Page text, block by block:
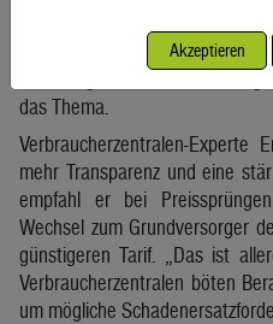
Netzentgelten und
Änderungen. Steuern und
das Thema.
Verbraucherzentralen-Experte
mehr Transparenz und eine
empfahl er bei
Wechsel zum Grundversorger
günstigeren Tarif. „Das ist
Verbraucherzentralen böten
um mögliche
Akzeptieren